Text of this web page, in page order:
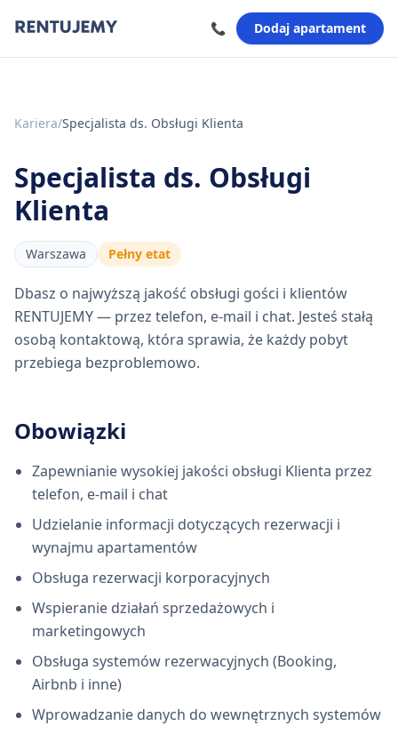
📞 Dodaj apartament
Kariera/Specjalista ds. Obsługi Klienta
Specjalista ds. Obsługi
Klienta
Warszawa Pełny etat
Dbasz o najwyższą jakość obsługi gości i klientów
RENTUJEMY — przez telefon, e-mail i chat. Jesteś stałą
osobą kontaktową, która sprawia, że każdy pobyt
przebiega bezproblemowo.
Obowiązki
Zapewnianie wysokiej jakości obsługi Klienta przez
telefon, e-mail i chat
Udzielanie informacji dotyczących rezerwacji i
wynajmu apartamentów
Obsługa rezerwacji korporacyjnych
Wspieranie działań sprzedażowych i
marketingowych
Obsługa systemów rezerwacyjnych (Booking,
Airbnb i inne)
Wprowadzanie danych do wewnętrznych systemów